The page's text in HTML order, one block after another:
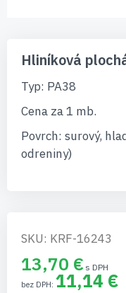
začiatok
galérie
obrázkov
Hliníková
Typ: PA38
Cena za 1 mb.
Povrch: surový,
odreniny)
SKU: KRF-16243
13,70 €
11,14 €